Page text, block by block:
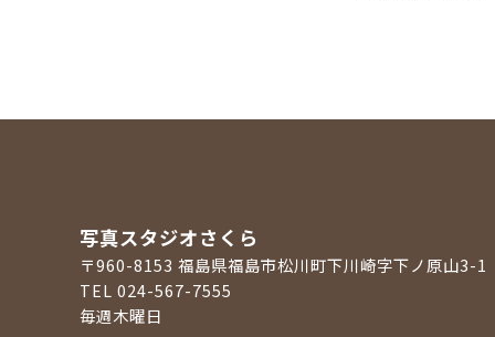
写真スタジオさくら
〒960-8153 福島県福島市松川町下川崎字下ノ原山3-1
TEL 024-567-7555
毎週木曜日